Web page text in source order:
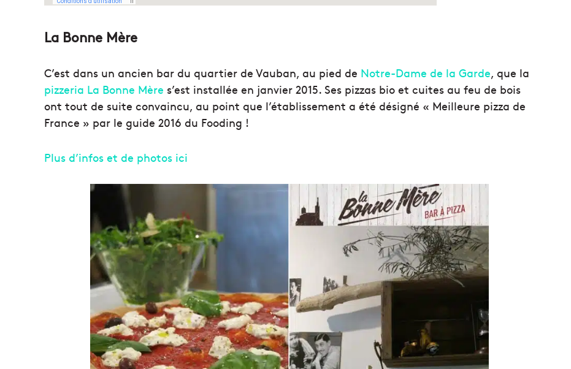
La Bonne Mère
C’est dans un ancien bar du quartier de Vauban, au pied de Notre-Dame de la Garde, que la
pizzeria La Bonne Mère s’est installée en janvier 2015. Ses pizzas bio et cuites au feu de bois
ont tout de suite convaincu, au point que l’établissement a été désigné « Meilleure pizza de
France » par le guide 2016 du Fooding !
Plus d’infos et de photos ici